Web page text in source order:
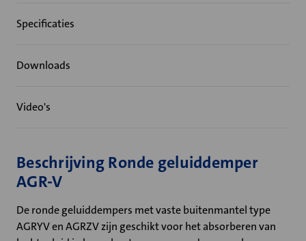
Specificaties
Downloads
Video's
Beschrijving Ronde geluiddemper
AGR-V
De ronde geluiddempers met vaste buitenmantel type
AGRYV en AGRZV zijn geschikt voor het absorberen van